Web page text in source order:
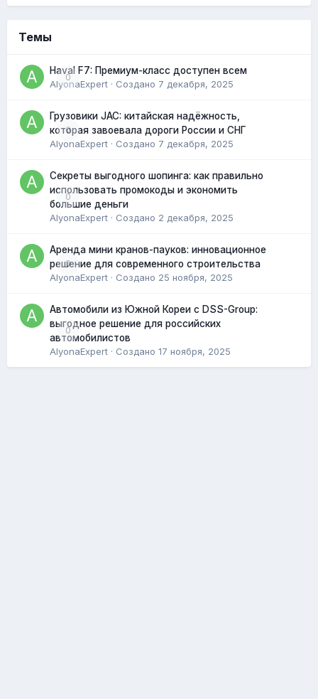
Темы
0
Haval F7: Премиум-класс доступен всем
AlyonaExpert · Создано 7 декабря, 2025
0
Грузовики JAC: китайская надёжность,
которая завоевала дороги России и СНГ
AlyonaExpert · Создано 7 декабря, 2025
0
Секреты выгодного шопинга: как правильно
использовать промокоды и экономить
большие деньги
AlyonaExpert · Создано 2 декабря, 2025
0
Аренда мини кранов-пауков: инновационное
решение для современного строительства
AlyonaExpert · Создано 25 ноября, 2025
0
Автомобили из Южной Кореи с DSS-Group:
выгодное решение для российских
автомобилистов
AlyonaExpert · Создано 17 ноября, 2025